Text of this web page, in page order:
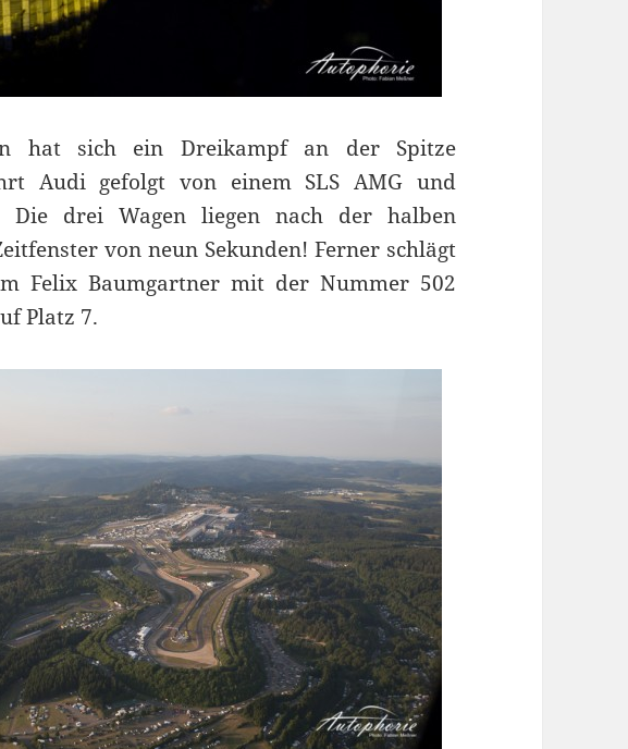
hat sich ein Dreikampf an der Spitze
Audi gefolgt von einem SLS AMG und
Die drei Wagen liegen nach der halben
von neun Sekunden! Ferner schlägt
Felix Baumgartner mit der Nummer 502
Platz 7.